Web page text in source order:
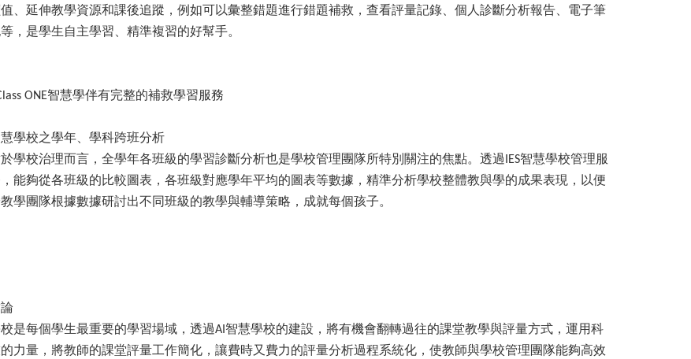
、延伸教學資源和課後追蹤，例如可以彙整錯題進行錯題補救，查看評量記錄、個人診斷分析報告、電子筆
，是學生自主學習、精準複習的好幫手。
ONE智慧學伴有完整的補救學習服務
學校之學年、學科跨班分析
學校治理而言，全學年各班級的學習診斷分析也是學校管理團隊所特別關注的焦點。透過 IES智慧學校管理服
能夠從各班級的比較圖表，各班級對應學年平均的圖表等數據，精準分析學校整體教與學的成果表現，以便
學團隊根據數據研討出不同班級的教學與輔導策略，成就每個孩子。
是每個學生最重要的學習場域，透過AI 智慧學校的建設，將有機會翻轉過往的課堂教學與評量方式，運用科
力量，將教師的課堂評量工作簡化，讓費時又費力的評量分析過程系統化，使教師與學校管理團隊能夠高效